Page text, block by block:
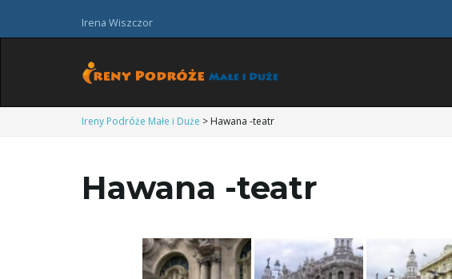
Irena Wiszczor
Ireny Podróże Małe i Duże > Hawana -teatr
Hawana -teatr